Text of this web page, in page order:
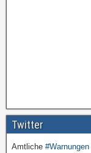
Twitter
Amtliche #Warnungen